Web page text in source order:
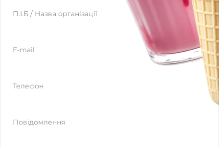
П.І.Б / Назва організації
E-mail
Телефон
Повідомлення
Website